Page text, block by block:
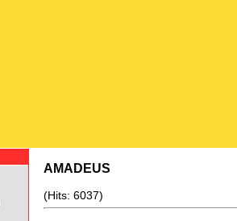
AMADEUS
(Hits: 6037)